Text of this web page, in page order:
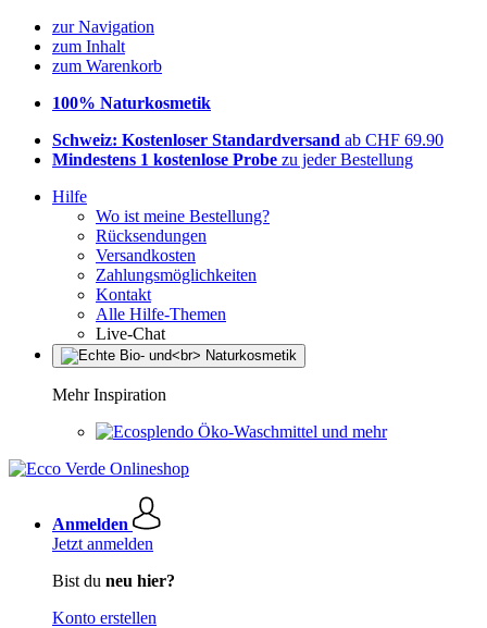
zur Navigation
zum Inhalt
zum Warenkorb
100% Naturkosmetik
Schweiz: Kostenloser Standardversand ab CHF 69.90
Mindestens 1 kostenlose Probe zu jeder Bestellung
Hilfe
Wo ist meine Bestellung?
Rücksendungen
Versandkosten
Zahlungsmöglichkeiten
Kontakt
Alle Hilfe-Themen
Live-Chat
Mehr Inspiration
Öko-Waschmittel und mehr
Anmelden
Jetzt anmelden
Bist du neu hier?
Konto erstellen